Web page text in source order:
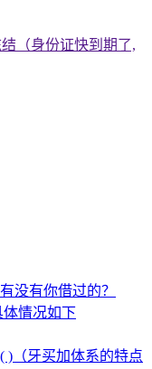
（身份证快到期了,
没有你借过的？
体情况如下
)（牙买加体系的特点